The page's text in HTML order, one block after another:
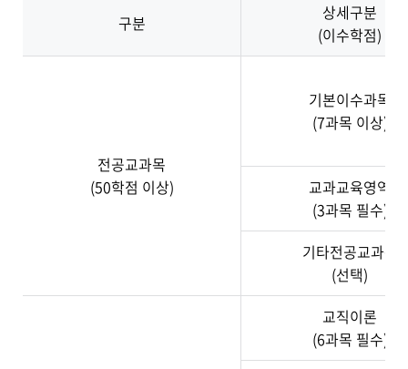
구분
상세구분
(이수학점)
전공교과목
(50학점 이상)
기본이수과목
(7과목 이상)
교과교육영역
(3과목 필수)
기타전공교과목
(선택)
교직이론
(6과목 필수)